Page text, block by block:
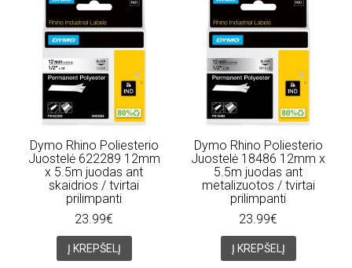
Dymo Rhino Poliesterio
Juostelė 622289 12mm
x 5.5m juodas ant
skaidrios / tvirtai
prilimpanti
23.99€
Į KREPŠELĮ
Dymo Rhino Poliesterio
Juostelė 18486 12mm x
5.5m juodas ant
metalizuotos / tvirtai
prilimpanti
23.99€
Į KREPŠELĮ